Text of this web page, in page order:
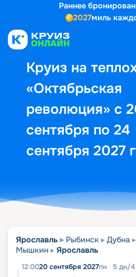
Раннее
2027миль
Круиз на
«Октябрьская
революция» с
сентября по 24
сентября 2027
Выбор кают
Ярославль Рыбинск Дубна
Мышкин
Ярославль
12:0020 сентября 2027пн 5 дн/4